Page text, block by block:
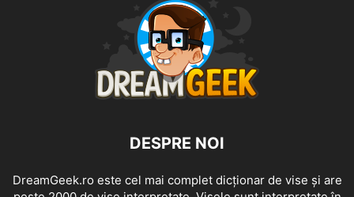
DESPRE NOI
DreamGeek.ro este cel mai complet dicționar de vise și are